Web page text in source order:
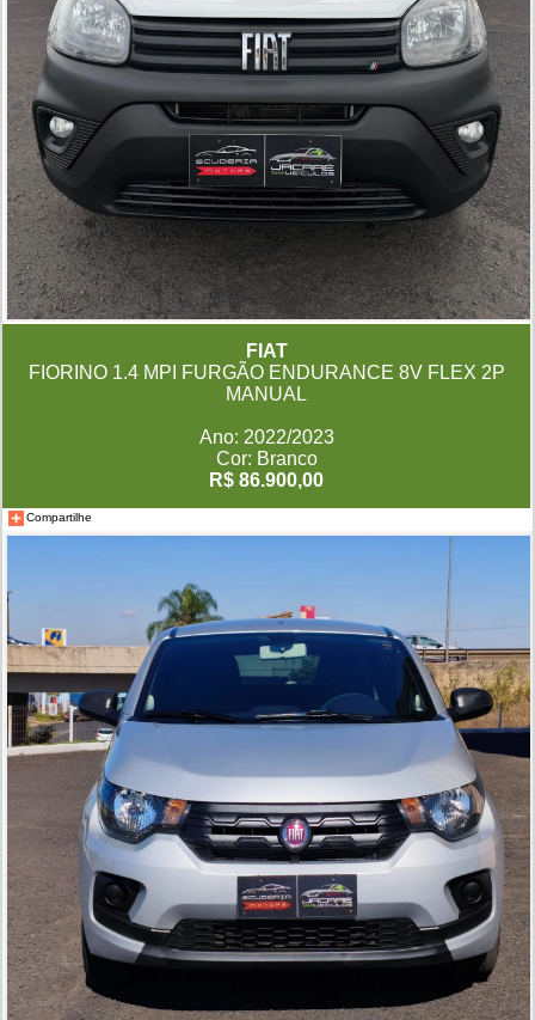
FIAT
FIORINO 1.4 MPI FURGÃO ENDURANCE 8V FLEX 2P
MANUAL
Ano: 2022/2023
Cor: Branco
R$ 86.900,00
Compartilhe